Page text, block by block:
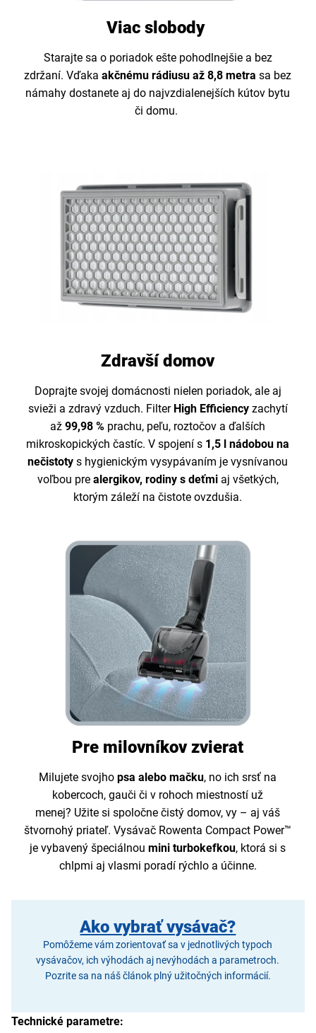
Viac slobody
Starajte sa o poriadok ešte pohodlnejšie a bez
zdržaní. Vďakaakčnému rádiusu až 8,8 metra sa bez
námahy dostanete aj do najvzdialenejších kútov bytu
či domu.
Zdravší domov
Doprajte svojej domácnosti nielen poriadok, ale aj
svieži a zdravý vzduch. Filter High Efficiencyzachytí
až99,98 % prachu, peľu, roztočov a ďalších
mikroskopických častíc. V spojení s 1,5 l nádobou na
nečistotys hygienickým vysypávaním je vysnívanou
voľbou pre alergikov, rodiny s deťmi aj všetkých,
ktorým záleží na čistote ovzdušia.
Pre milovníkov zvierat
Milujete svojhopsa alebo mačku, no ich srsť na
kobercoch, gauči či v rohoch miestností už
menej? Užite si spoločne čistý domov, vy – aj váš
štvornohý priateľ. Vysávač Rowenta Compact Power™
je vybavený špeciálnoumini turbokefkou, ktorá si s
chlpmi aj vlasmi poradí rýchlo a účinne.
Ako vybrať vysávač?
Pomôžeme vám zorientovať sa v jednotlivých typoch
vysávačov, ich výhodách aj nevýhodách a parametroch.
Pozrite sa na náš článok plný užitočných informácií.
Technické parametre: